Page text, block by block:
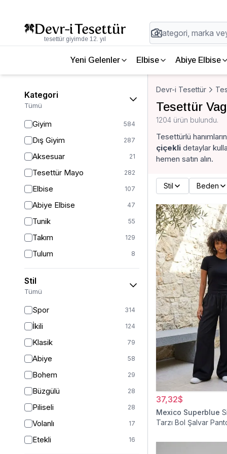
tesettür giyimde 12. yıl
Yeni Gelenler Elbise Abiye Elbise
Kategori
Tümü
Giyim 584
Dış Giyim 287
Aksesuar 21
Tesettür Mayo 282
Elbise 107
Abiye Elbise 47
Tunik 55
Takım 129
Tulum 8
Pantolon 151
Etek 19
Stil
Tümü
Spor 314
İkili 124
Klasik 79
Abiye 58
Bohem 29
Büzgülü 28
Piliseli 28
Volanlı 17
Etekli 16
Devr-i Tesettür
Tesettür
1204 ürün bulundu.
Tesettürlü
çiçekli detaylar
hemen satın alın.
Stil Beden
37,32$
Mexico Superblue
Tarzı Bol Şalvar